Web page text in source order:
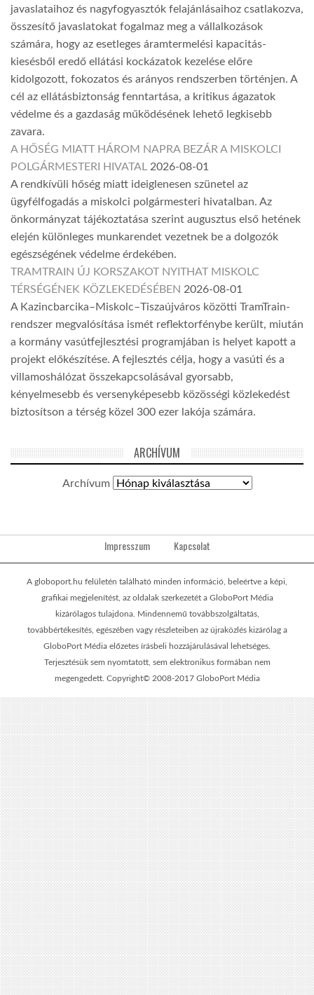
javaslataihoz és nagyfogyasztók felajánlásaihoz csatlakozva,
összesítő javaslatokat fogalmaz meg a vállalkozások
számára, hogy az esetleges áramtermelési kapacitás-
kiesésből eredő ellátási kockázatok kezelése előre
kidolgozott, fokozatos és arányos rendszerben történjen. A
cél az ellátásbiztonság fenntartása, a kritikus ágazatok
védelme és a gazdaság működésének lehető legkisebb
zavara.
A HŐSÉG MIATT HÁROM NAPRA BEZÁR A MISKOLCI
POLGÁRMESTERI HIVATAL 2026-08-01
A rendkívüli hőség miatt ideiglenesen szünetel az
ügyfélfogadás a miskolci polgármesteri hivatalban. Az
önkormányzat tájékoztatása szerint augusztus első hetének
elején különleges munkarendet vezetnek be a dolgozók
egészségének védelme érdekében.
TRAMTRAIN ÚJ KORSZAKOT NYITHAT MISKOLC
TÉRSÉGÉNEK KÖZLEKEDÉSÉBEN 2026-08-01
A Kazincbarcika–Miskolc–Tiszaújváros közötti TramTrain-
rendszer megvalósítása ismét reflektorfénybe került, miután
a kormány vasútfejlesztési programjában is helyet kapott a
projekt előkészítése. A fejlesztés célja, hogy a vasúti és a
villamoshálózat összekapcsolásával gyorsabb,
kényelmesebb és versenyképesebb közösségi közlekedést
biztosítson a térség közel 300 ezer lakója számára.
ARCHÍVUM
Archívum
Impresszum Kapcsolat
A globoport.hu felületén található minden információ, beleértve a képi,
grafikai megjelenítést, az oldalak szerkezetét a GloboPort Média
kizárólagos tulajdona. Mindennemű továbbszolgáltatás,
továbbértékesítés, egészében vagy részleteiben az újraközlés kizárólag a
GloboPort Média előzetes írásbeli hozzájárulásával lehetséges.
Terjesztésük sem nyomtatott, sem elektronikus formában nem
megengedett. Copyright© 2008-2017 GloboPort Média